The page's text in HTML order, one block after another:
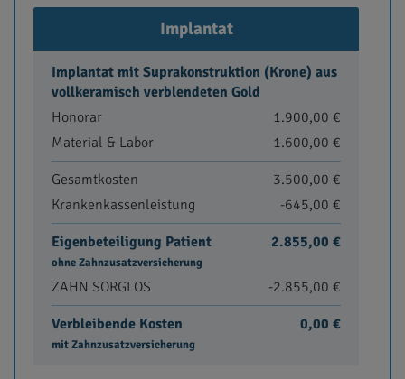
Implantat
Implantat mit Suprakonstruktion (Krone) aus
vollkeramisch verblendeten Gold
Honorar
1.900,00 €
Material & Labor
1.600,00 €
Gesamtkosten
3.500,00 €
Krankenkassenleistung
-645,00 €
Eigenbeteiligung Patient
ohne Zahnzusatzversicherung
2.855,00 €
ZAHN SORGLOS -2.855,00 €
Verbleibende Kosten
mit Zahnzusatzversicherung
0,00 €